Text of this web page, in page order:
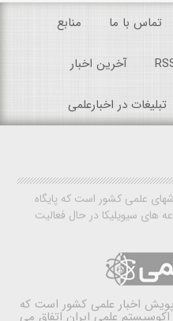
تماس با ما منابع
آخرین اخبار
تبلیغات در اخبارعلمی
علمی کشور است که پایگاه
های سیویلیکا در حال فعالیت
اخبار علمی کشور است که
علمی ایران اتفاق می